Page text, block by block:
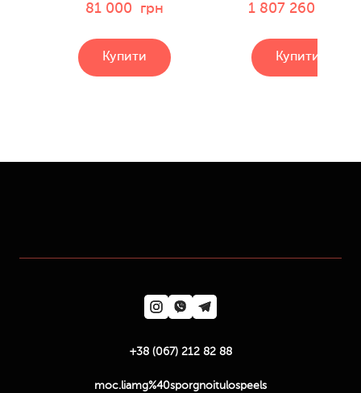
81 000  грн
Купити
1 807 260  грн
Купити
+38 (067) 212 82 88
moc.liamg%40sporgnoitulospeels